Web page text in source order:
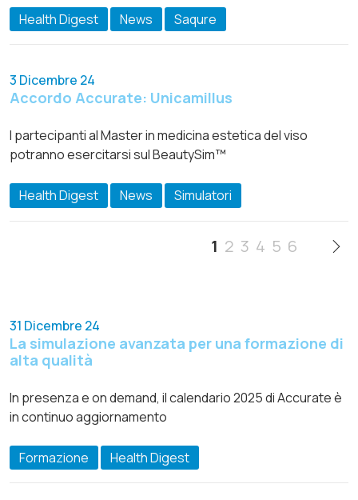
Health Digest News Saqure
3 Dicembre 24
Accordo Accurate: Unicamillus
I partecipanti al Master in medicina estetica del viso
potranno esercitarsi sul BeautySim™
Health Digest News Simulatori
1 2 3 4 5 6
31 Dicembre 24
La simulazione avanzata per una formazione di
alta qualità
In presenza e on demand, il calendario 2025 di Accurate è
in continuo aggiornamento
Formazione Health Digest